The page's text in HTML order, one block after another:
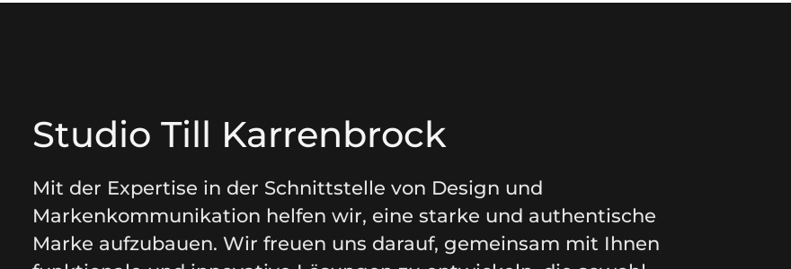
Studio Till Karrenbrock
Mit der Expertise in der Schnittstelle von Design und
Markenkommunikation helfen wir, eine starke und authentische
Marke aufzubauen. Wir freuen uns darauf, gemeinsam mit Ihnen